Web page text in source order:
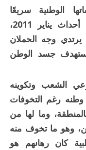
الوطنية سريعًا
لتفاصيل المشهد مع بدايته عقب أحداث يناير 2011،
وجه الحملان
جسد الوطن
الشعب وتكوينه
رغم التخوفات
وما لها من
وهو ما تخوف منه
كان رهانهم هو